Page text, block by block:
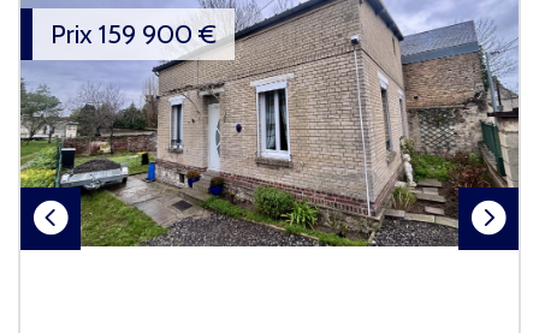
Prix 159 900 €